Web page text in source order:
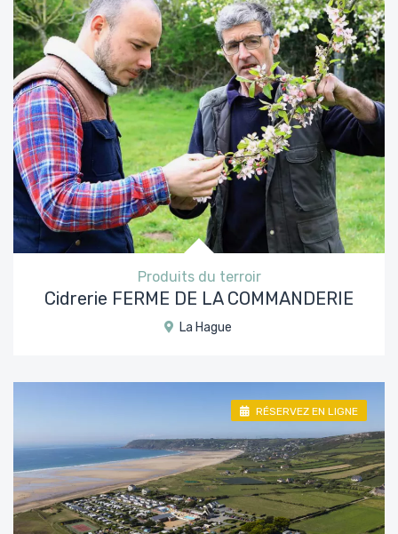
Produits du terroir
Cidrerie FERME DE LA COMMANDERIE
La Hague
RÉSERVEZ EN LIGNE